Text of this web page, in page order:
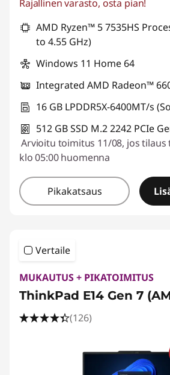
Rajallinen varasto, osta pian!
AMD Ryzen™ 5 7535HS
to 4.55 GHz)
Windows 11 Home 64
Integrated AMD Radeon™
16 GB LPDDR5X-6400MT/s
512 GB SSD M.2 2242 PCIe
Arvioitu toimitus 11/08, jos tilaus
klo 05:00 huomenna
Pikakatsaus
Vertaile
MUKAUTUS + PIKATOIMITUS
ThinkPad E14 Gen 7
(126)